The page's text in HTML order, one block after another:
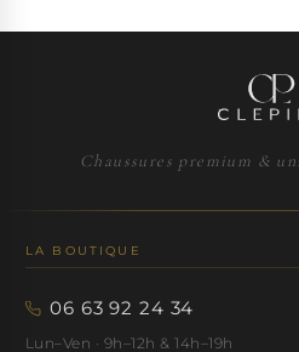
Chaussures premium &
LA BOUTIQUE
06 63 92 24 34
Lun–Ven · 9h–12h & 14h–19h